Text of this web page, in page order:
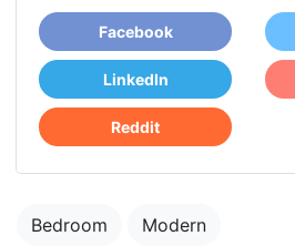
Facebook
LinkedIn
Reddit
Bedroom Modern